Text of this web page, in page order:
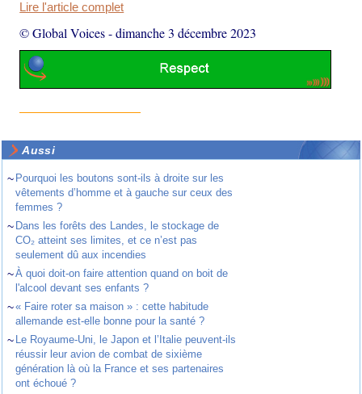
Lire l'article complet
© Global Voices-dimanche 3 décembre 2023
Aussi
~ Pourquoi les boutons sont-ils à droite sur les
vêtements d’homme et à gauche sur ceux des
femmes ?
~ Dans les forêts des Landes, le stockage de
CO₂ atteint ses limites, et ce n’est pas
seulement dû aux incendies
~À quoi doit-on faire attention quand on boit de
l'alcool devant ses enfants ?
~« Faire roter sa maison » : cette habitude
allemande est-elle bonne pour la santé ?
~ Le Royaume-Uni, le Japon et l’Italie peuvent-ils
réussir leur avion de combat de sixième
génération là où la France et ses partenaires
ont échoué ?